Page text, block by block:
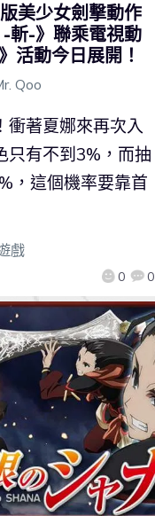
美少女劍撃動作
斬-》聯乘電視動
活動今日展開！
Qoo
0 0
衝著夏娜來再次入
只有不到3%，而抽
，這個機率要靠首
戲